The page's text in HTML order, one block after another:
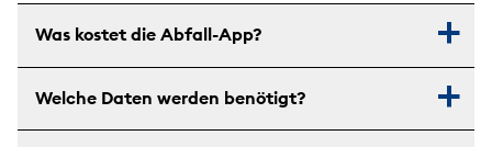
Was kostet die Abfall-App?
Welche Daten werden benötigt?